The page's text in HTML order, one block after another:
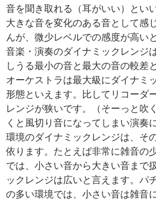
音を聞き取れる（耳がいい）とい
大きな音を変化のある音として感
んが、微少レベルでの感度が高い
音楽・演奏のダイナミックレンジ
しうる最小の音と最大の音の較差
オーケストラは最大級にダイナミ
形態といえます。比してリコーダ
レンジが狭いです。（そーっと吹
くと風切り音になってしまい演奏
環境のダイナミックレンジは、そ
依ります。たとえば非常に雑音の
では、小さい音から大きい音まで
ックレンジは広いと言えます。パ
の多い環境では、小さい音は雑音